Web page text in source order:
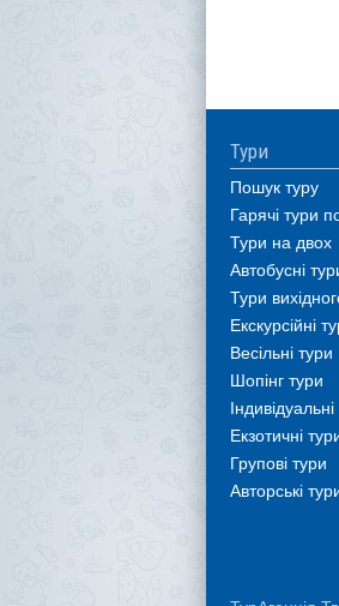
Тури
Пошук туру
Гарячі тури
Тури на двох
Автобусні
Тури
Екскурсійні
Весільні тури
Шопінг тури
Екзотичні
Групові тури
Авторські